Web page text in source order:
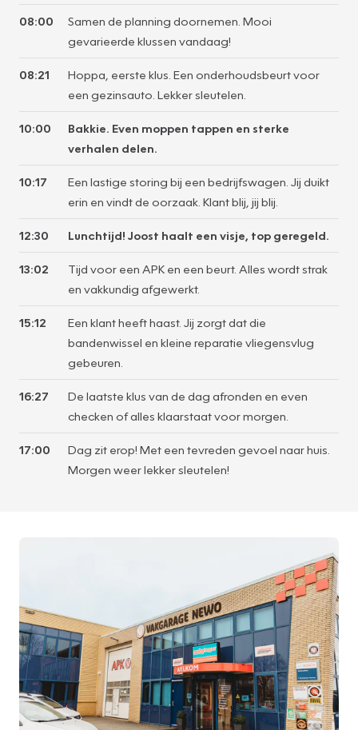
08:00
Samen de planning doornemen. Mooi
gevarieerde klussen vandaag!
08:21
Hoppa, eerste klus. Een onderhoudsbeurt voor
een gezinsauto. Lekker sleutelen.
10:00
Bakkie. Even moppen tappen en sterke
verhalen delen.
10:17
Een lastige storing bij een bedrijfswagen. Jij duikt
erin en vindt de oorzaak. Klant blij, jij blij.
12:30 Lunchtijd! Joost haalt een visje, top geregeld.
13:02
Tijd voor een APK en een beurt. Alles wordt strak
en vakkundig afgewerkt.
15:12
Een klant heeft haast. Jij zorgt dat die
bandenwissel en kleine reparatie vliegensvlug
gebeuren.
16:27
De laatste klus van de dag afronden en even
checken of alles klaarstaat voor morgen.
17:00
Dag zit erop! Met een tevreden gevoel naar huis.
Morgen weer lekker sleutelen!